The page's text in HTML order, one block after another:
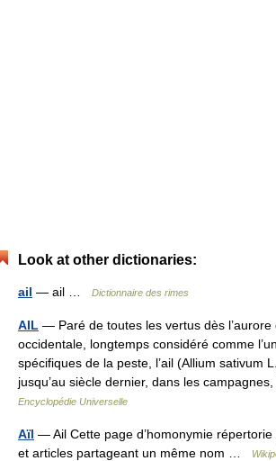
Look at other dictionaries:
ail — ail … Dictionnaire des rimes
AIL — Paré de toutes les vertus dès l’aurore
occidentale, longtemps considéré comme
spécifiques de la peste, l’ail (Allium sativum
jusqu’au siècle dernier, dans les
Encyclopédie Universelle
Aïl — Ail Cette page d’homonymie
et articles partageant un même nom …